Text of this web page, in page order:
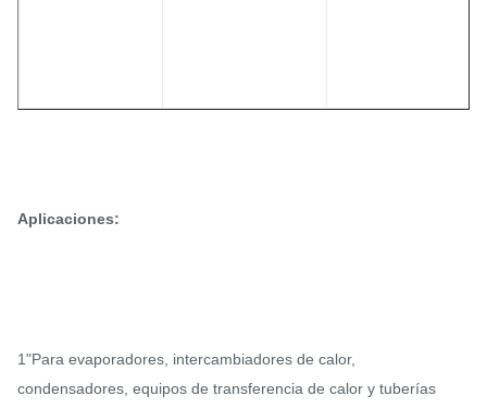
Aplicaciones:
1"Para evaporadores, intercambiadores de calor,
condensadores, equipos de transferencia de calor y tuberías